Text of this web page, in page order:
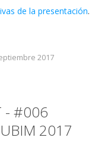
de la presentación.
2017
- #006
2017